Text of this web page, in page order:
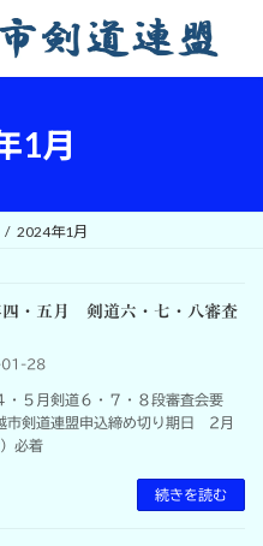
1月
2024年1月
四・五月 剣道六・七・八審査
28
・５月剣道６・７・８段審査会要
剣道連盟申込締め切り期日 2月
必着
続きを読む